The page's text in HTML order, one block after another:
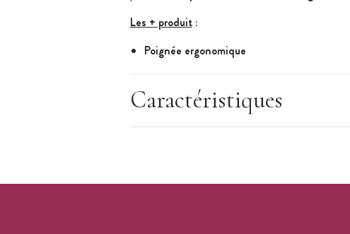
Les + produit:
Poignée ergonomique
Casse-noix
Facile à nettoyer
Caractéristiques de la Pince à Châtaigne
Longueur : 22 cm
Caractéristiques